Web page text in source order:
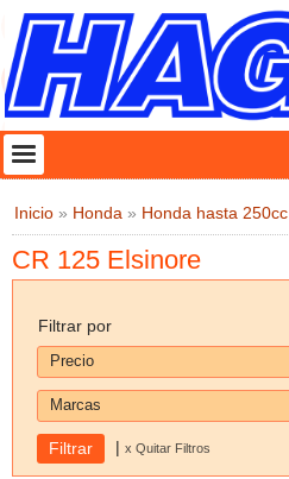
Inicio » Honda » Honda hasta 250cc
CR 125 Elsinore
Filtrar por
Precio
Marcas
| x Quitar Filtros